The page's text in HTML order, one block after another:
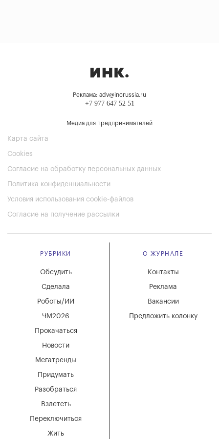
Реклама: adv@incrussia.ru
+7 977 647 52 51
Медиа для предпринимателей
Карта сайта
Cookies
Согласие на обработку персональных данных
Политика конфиденциальности
Условия использования cookie-файлов
Согласие на получение рассылки
РУБРИКИ
Мегатренды
Придумать
Разобраться
Взлететь
Новости
Переключиться
Жить
Обсудить
Сделала
Роботы/ИИ
ЧМ2026
Прокачаться
О ЖУРНАЛЕ
Вакансии
Реклама
Контакты
Предложить колонку